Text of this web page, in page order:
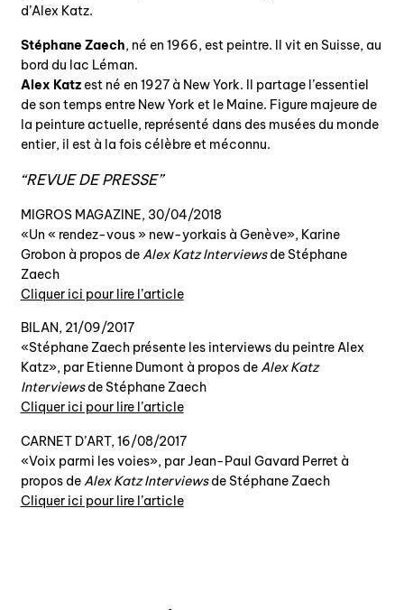
d’Alex Katz.
Stéphane Zaech, né en 1966, est peintre. Il vit en Suisse, au
bord du lac Léman.
Alex Katzest né en 1927 à New York. Il partage l’essentiel
de son temps entre New York et le Maine. Figure majeure de
la peinture actuelle, représenté dans des musées du monde
entier, il est à la fois célèbre et méconnu.
REVUE DE PRESSE
MIGROS MAGAZINE, 30/04/2018
«Un « rendez-vous » new-yorkais à Genève», Karine
Grobon à propos de Alex Katz Interviewsde Stéphane
Zaech
Cliquer ici pour lire l’article
BILAN, 21/09/2017
«Stéphane Zaech présente les interviews du peintre Alex
Katz», par Etienne Dumont à propos deAlex Katz
Interviewsde Stéphane Zaech
Cliquer ici pour lire l’article
CARNET D’ART, 16/08/2017
«Voix parmi les voies», par Jean-Paul Gavard Perret à
propos deAlex Katz Interviewsde Stéphane Zaech
Cliquer ici pour lire l’article